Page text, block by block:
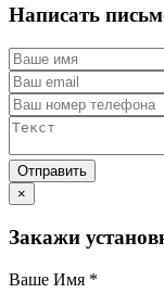
Написать
×
Закажи
Ваше Имя *